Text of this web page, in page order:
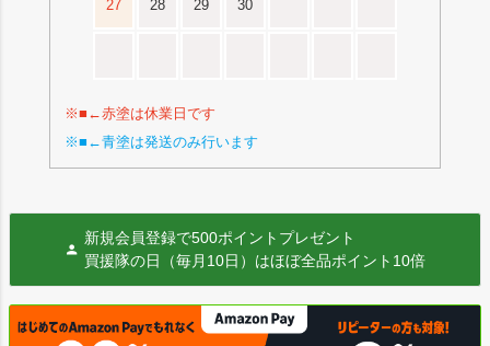
27 28 29 30
※■←赤塗は休業日です
※■←青塗は発送のみ行います
新規会員登録で500ポイントプレゼント
買援隊の日（毎月10日）はほぼ全品ポイント10倍